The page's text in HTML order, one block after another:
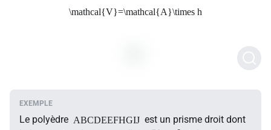
\mathcal{V}=\mathcal{A}\times h
Le polyèdre ABCDEEFHGIJ est un prisme droit dont